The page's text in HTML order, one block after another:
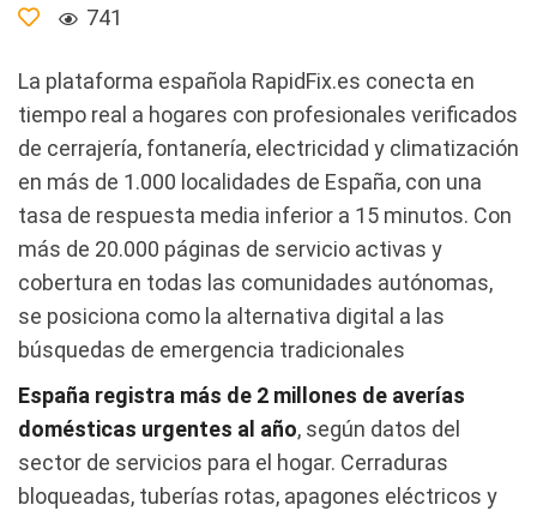
741
La plataforma española RapidFix.es conecta en
tiempo real a hogares con profesionales verificados
de cerrajería, fontanería, electricidad y climatización
en más de 1.000 localidades de España, con una
tasa de respuesta media inferior a 15 minutos. Con
más de 20.000 páginas de servicio activas y
cobertura en todas las comunidades autónomas,
se posiciona como la alternativa digital a las
búsquedas de emergencia tradicionales
España registra más de 2 millones de averías
domésticas urgentes al año, según datos del
sector de servicios para el hogar. Cerraduras
bloqueadas, tuberías rotas, apagones eléctricos y